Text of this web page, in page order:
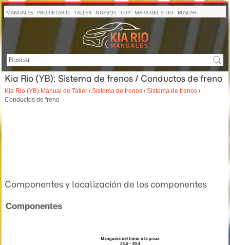
MANUALES PROPIETARIO TALLER NUEVOS TOP MAPA DEL SITIO BUSCAR
Kia Rio (YB): Sistema de frenos / Conductos de freno
Kia Rio (YB) Manual de Taller /Sistema de frenos /Sistema de frenos /
Conductos de freno
Componentes y localización de los componentes
Componentes